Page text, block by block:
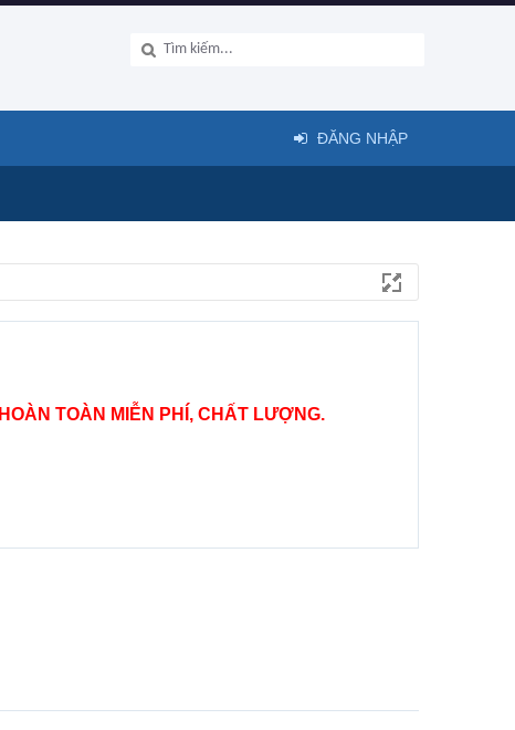
HOÀN TOÀN MIỄN PHÍ, CHẤT LƯỢNG.
ĐĂNG NHẬP